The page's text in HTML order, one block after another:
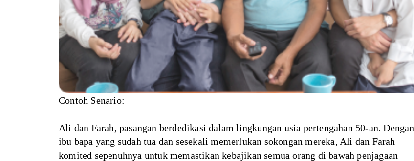
Contoh Senario:
Ali dan Farah, pasangan berdedikasi dalam lingkungan usia pertengahan 50-an. Dengan
ibu bapa yang sudah tua dan sesekali memerlukan sokongan mereka, Ali dan Farah
komited sepenuhnya untuk memastikan kebajikan semua orang di bawah penjagaan